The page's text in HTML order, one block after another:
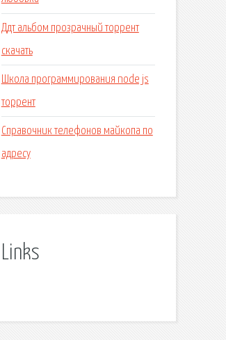
Ддт альбом прозрачный торрент
скачать
Школа программирования node js
торрент
Справочник телефонов майкопа по
адресу
Links